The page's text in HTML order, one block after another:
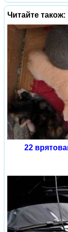
Читайте також:
22